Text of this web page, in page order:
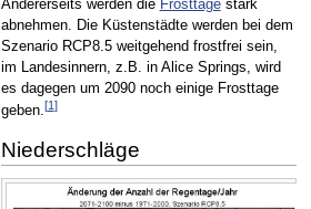
Andererseits werden die Frosttagestark
abnehmen. Die Küstenstädte werden bei dem
Szenario RCP8.5 weitgehend frostfrei sein,
im Landesinnern, z.B. in Alice Springs, wird
es dagegen um 2090 noch einige Frosttage
geben.[1 ]
Niederschläge